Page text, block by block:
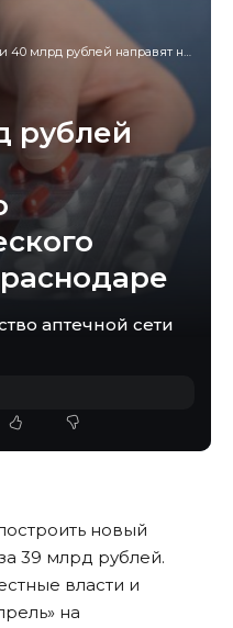
рублей направят на строительство фармацевтического комплекса в Краснодаре
рублей
аптечной сети
новый
39 млрд рублей.
власти и
на